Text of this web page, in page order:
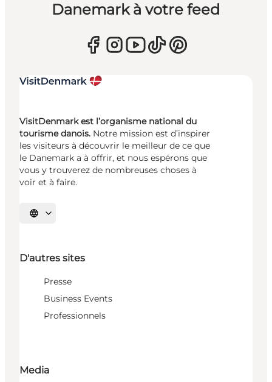
Danemark à votre feed
VisitDenmark est l’organisme national du
tourisme danois. Notre mission est d’inspirer
les visiteurs à découvrir le meilleur de ce que
le Danemark a à offrir, et nous espérons que
vous y trouverez de nombreuses choses à
voir et à faire.
Choisissez la langue
D'autres sites
Presse
Business Events
Professionnels
Media